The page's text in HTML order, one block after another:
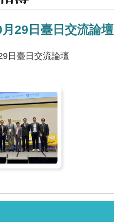
29日臺日交流論壇
日臺日交流論壇